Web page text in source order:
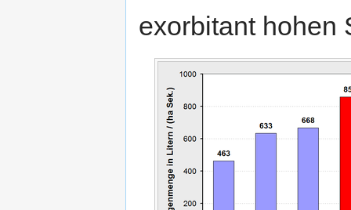
exorbitant hohen